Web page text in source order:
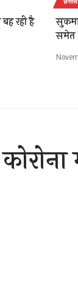
बह रही है
समेत